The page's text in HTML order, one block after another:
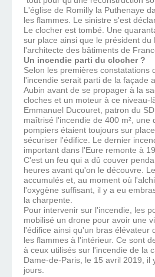
L'église de Romilly la Puthenaye
les flammes. Le sinistre s'est
Le clocher est tombé. Une
sur place ainsi que le président du
l'architecte des bâtiments de
Un incendie parti du clocher ?
Selon les premières constatations
l'incendie serait parti de la façade
Aubin avant de se propager à la
cloches et un moteur à ce niveau-
Emmanuel Ducouret, patron du
maîtrisé l'incendie de 400 m², une
pompiers étaient toujours sur
sécuriser l'édifice. Le dernier
important dans l'Eure remonte à
C'est un feu qui a dû couver
heures avant qu'on le découvre.
accumulés et, au moment où
l'oxygène suffisant, il y a eu
la charpente.
Pour intervenir sur l'incendie, les
mobilisé un drone pour avoir une
l'édifice ainsi qu'un bras élévateur
les flammes à l'intérieur. Ce sont
à ceux utilisés sur l'incendie de la
Dame-de-Paris, le 15 avril 2019, il
jours.